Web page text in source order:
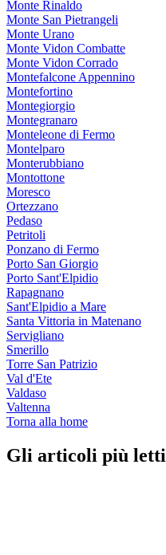
Monte Rinaldo
Monte San Pietrangeli
Monte Urano
Monte Vidon Combatte
Monte Vidon Corrado
Montefalcone Appennino
Montefortino
Montegiorgio
Montegranaro
Monteleone di Fermo
Montelparo
Monterubbiano
Montottone
Moresco
Ortezzano
Pedaso
Petritoli
Ponzano di Fermo
Porto San Giorgio
Porto Sant'Elpidio
Rapagnano
Sant'Elpidio a Mare
Santa Vittoria in Matenano
Servigliano
Smerillo
Torre San Patrizio
Val d'Ete
Valdaso
Valtenna
Torna alla home
Gli articoli più letti